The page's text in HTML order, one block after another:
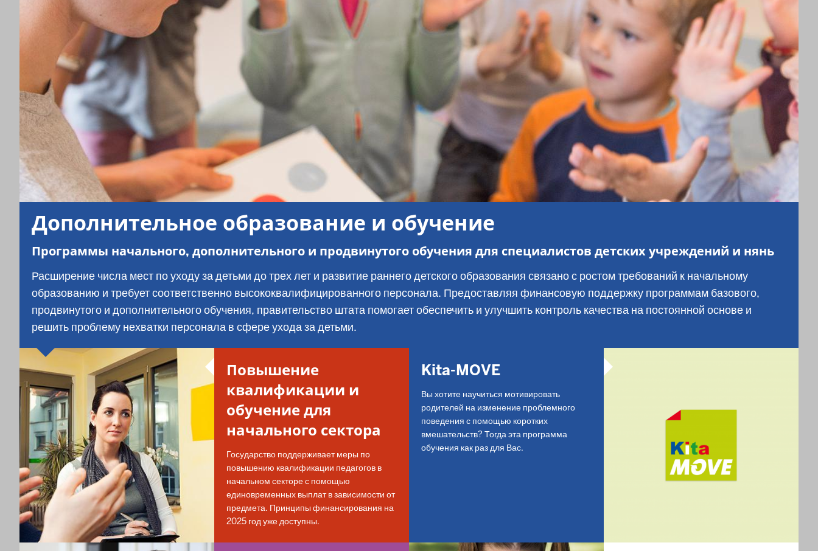
Дополнительное образование и обучение
Программы начального, дополнительного и продвинутого обучения для специалистов детских учреждений и нянь
Расширение числа мест по уходу за детьми до трех лет и развитие раннего детского образования связано с ростом требований к начальному
образованию и требует соответственно высококвалифицированного персонала. Предоставляя финансовую поддержку программам базового,
продвинутого и дополнительного обучения, правительство штата помогает обеспечить и улучшить контроль качества на постоянной основе и
решить проблему нехватки персонала в сфере ухода за детьми.
Повышение
квалификации и
обучение для
начального сектора
Государство поддерживает меры по
повышению квалификации педагогов в
начальном секторе с помощью
единовременных выплат в зависимости от
предмета. Принципы финансирования на
2025 год уже доступны.
Kita-MOVE
Вы хотите научиться мотивировать
родителей на изменение проблемного
поведения с помощью коротких
вмешательств? Тогда эта программа
обучения как раз для Вас.